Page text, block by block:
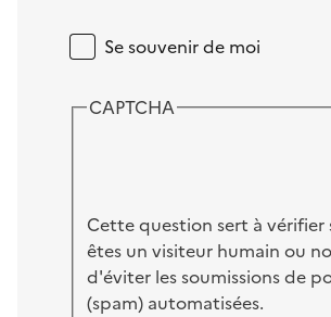
Se souvenir de moi
CAPTCHA
Cette question sert à vérifier
êtes un visiteur humain ou
d'éviter les soumissions de
(spam) automatisées.